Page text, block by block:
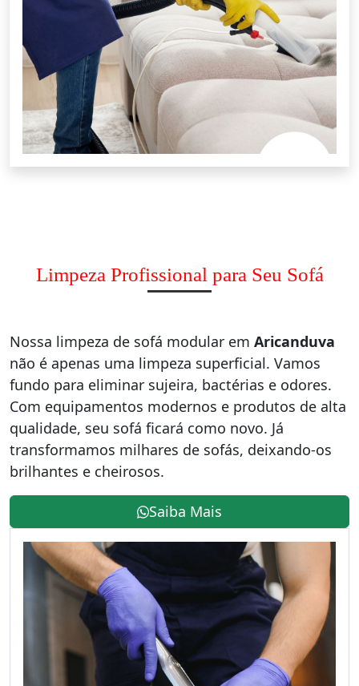
Limpeza Profissional para Seu Sofá
Nossa limpeza de sofá modular em Aricanduva
não é apenas uma limpeza superficial. Vamos
fundo para eliminar sujeira, bactérias e odores.
Com equipamentos modernos e produtos de alta
qualidade, seu sofá ficará como novo. Já
transformamos milhares de sofás, deixando-os
brilhantes e cheirosos.
Saiba Mais